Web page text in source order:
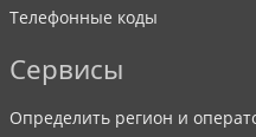
Телефонные коды
Сервисы
Определить регион и